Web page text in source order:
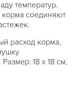
температур.
корма соединяют
расход корма,
18 х 18 см,